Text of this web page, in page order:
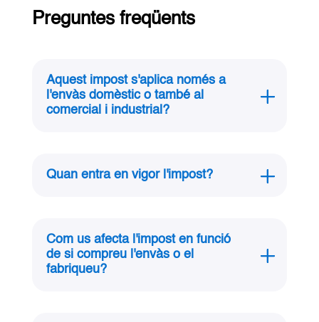
Preguntes freqüents
Aquest impost s'aplica només a
l'envàs domèstic o també al
comercial i industrial?
Quan entra en vigor l'impost?
Com us afecta l'impost en funció
de si compreu l'envàs o el
fabriqueu?